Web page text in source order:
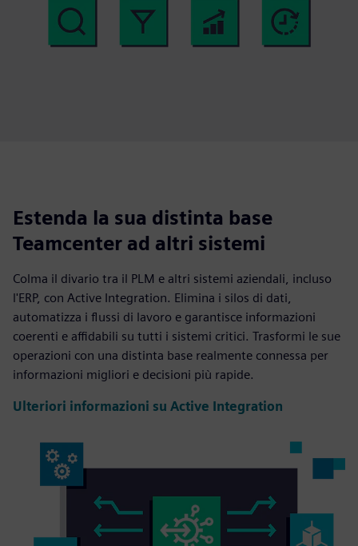
Estenda la sua distinta base
Teamcenter ad altri sistemi
Colma il divario tra il PLM e altri sistemi aziendali, incluso
l'ERP, con Active Integration. Elimina i silos di dati,
automatizza i flussi di lavoro e garantisce informazioni
coerenti e affidabili su tutti i sistemi critici. Trasformi le sue
operazioni con una distinta base realmente connessa per
informazioni migliori e decisioni più rapide.
Ulteriori informazioni su Active Integration